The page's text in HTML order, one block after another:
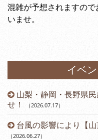
混雑が予想されますの
いませ。
イベ
山梨・静岡・長野県
せ！
（2026.07.17）
台風の影響により【
（2026.06.27）